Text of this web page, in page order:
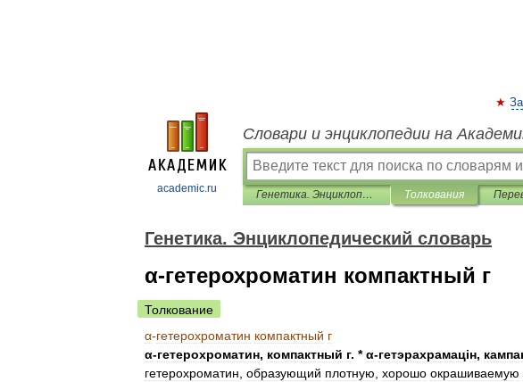
academic.ru
Словари и энциклопедии на
Генетика. Энциклопедический словарь Толкования
Генетика. Энциклопедический словарь
α-гетерохроматин компактный г
Толкование
α-гетерохроматин компактный г
α-гетерохроматин, компактный г. *α-гетэрахрамацін,
гетерохроматин образующий плотную хорошо окрашиваемую